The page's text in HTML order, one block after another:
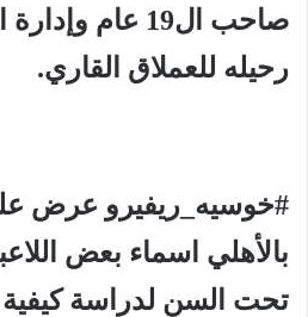
صاحب ال19 عام
رحيله للعملاق القاري.
#خوسيه_ريفيرو عرض
بالأهلي اسماء بعض
تحت السن لدراسة كيفية